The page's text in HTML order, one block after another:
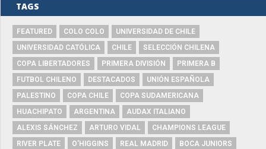
TAGS
FEATURED COLO COLO
UNIVERSIDAD DE CHILE
UNIVERSIDAD CATÓLICA
CHILE
SELECCIÓN CHILENA
COPA LIBERTADORES
PRIMERA DIVISIÓN
PRIMERA B
FUTBOL CHILENO
DESTACADOS
UNIÓN ESPAÑOLA
PALESTINO
COPA CHILE
COPA SUDAMERICANA
HUACHIPATO
ARGENTINA
AUDAX ITALIANO
ALEXIS SÁNCHEZ
ARTURO VIDAL
CHAMPIONS LEAGUE
RIVER PLATE
O'HIGGINS REAL MADRID
BOCA JUNIORS